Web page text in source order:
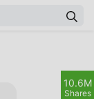
10.6M
Shares